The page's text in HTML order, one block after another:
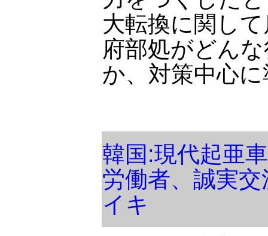
大転換に関し
府部処がどん
か、対策中心
韓国:現代起亜
労働者、誠実
イキ